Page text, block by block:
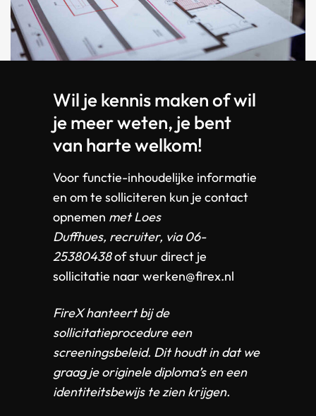
Wil je kennis maken of wil
je meer weten, je bent
van harte welkom!
Voor functie-inhoudelijke informatie
en om te solliciteren kun je contact
opnemen metLoes
Duffhues, recruiter, via 06-
25380438of stuur direct je
sollicitatie naar werken@firex.nl
FireX hanteert bij de
sollicitatieprocedure een
screeningsbeleid. Dit houdt in dat we
graag je originele diploma’s en een
identiteitsbewijs te zien krijgen.